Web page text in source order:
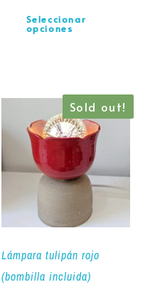
Seleccionar
opciones
Sold out!
Lámpara tulipán rojo
(bombilla incluida)